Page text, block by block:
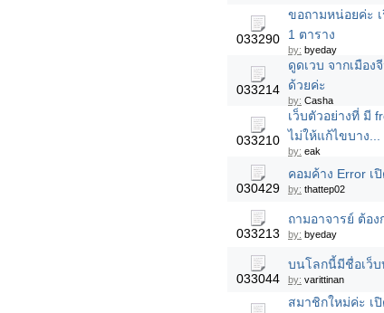
033290
ขอถามหน่อยค่ะ
1 ตาราง
by: byeday
033214
ดูดเวบ จากเมือ
ด้วยค่ะ
by: Casha
033210
เว็บตัวอย่างที่ มี
ไม่ให้แก้ไขบาง...
by: eak
030429
คอมค้าง Error เ
by: thattep02
033213
ถามอาจารย์ ต้อ
by: byeday
033044
บนโลกนี้มีชื่อเว็บ
by: varittinan
สมาชิกใหม่ค่ะ เ